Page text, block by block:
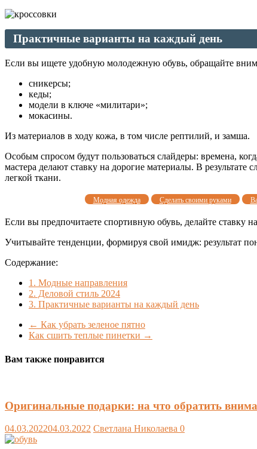
Практичные варианты на каждый день
Если вы ищете удобную молодежную обувь, обращайте
сникерсы;
кеды;
модели в ключе «милитари»;
мокасины.
Из материалов в ходу кожа, в том числе рептилий, и замша.
Особым спросом будут пользоваться слайдеры: времена,
мастера делают ставку на дорогие материалы. В
легкой ткани.
Модная одежда Сделать своими руками
Если вы предпочитаете спортивную обувь, делайте ставку
Учитывайте тенденции, формируя свой имидж: результат
Содержание:
1. Модные направления
2. Деловой стиль 2024
3. Практичные варианты на каждый день
← Как убрать зеленое пятно
Как сшить теплые пинетки →
Вам также понравится
Оригинальные подарки: на что обратить
04.03.202204.03.2022 Светлана Николаева 0